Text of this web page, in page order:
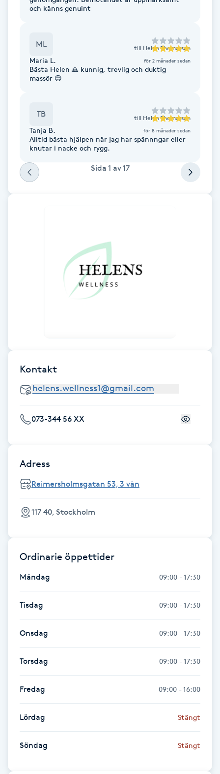
Fotsvamp
Fransar
Fransfärgning
Fransförlängning
Fransförlängning Megavolym
Frisör
Funktionsanalys
Färgning
Gel naglar
Gelenaglar
Gellack med förstärkning
Gravidmassage
Hatha Yoga
Headspa
och känns genuint
ML till Helen Thomasson
Maria L. för 2 månader sedan
Bästa Helen 🙏 kunnig, trevlig och duktig
massör 😊
TB till Helen Thomasson
Tanja B. för 8 månader sedan
Alltid bästa hjälpen när jag har spännngar eller
knutar i nacke och rygg.
Sida 1 av17
Kontakt
073-344 56 XX
Adress
Reimersholmsgatan 53, 3 vån
117 40, Stockholm
Ordinarie öppettider
Måndag 09:00 - 17:30
Tisdag 09:00 - 17:30
Onsdag 09:00 - 17:30
Torsdag 09:00 - 17:30
Fredag 09:00 - 16:00
Lördag Stängt
Söndag Stängt